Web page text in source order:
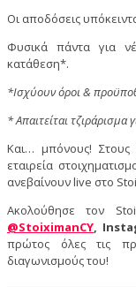
Οι αποδόσεις
Φυσικά πάντα για
κατάθεση*.
*Ισχύουν όροι &
* Απαιτείται
Και… μπόνους!
εταιρεία
ανεβαίνουν live στο
Ακολούθησε τον
@StoiximanCY,
πρώτος όλες τις
διαγωνισμούς του!